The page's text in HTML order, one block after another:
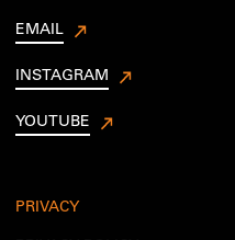
EMAIL
INSTAGRAM
YOUTUBE
PRIVACY